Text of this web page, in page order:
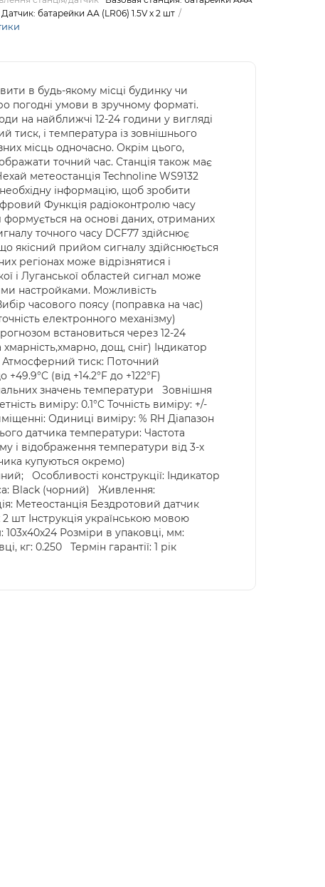
Датчик: батарейки АА (LR06) 1.5V х 2 шт
в будь-якому місці будинку чи
погодні умови в зручному форматі.
на найближчі 12-24 години у вигляді
тиск, і температура із зовнішнього
місць одночасно. Окрім цього,
точний час. Станція також має
метеостанція Technoline WS9132
інформацію, щоб зробити
Функція радіоконтролю часу
формується на основі даних, отриманих
точного часу DCF77 здійснює
якісний прийом сигналу здійснюється
регіонах може відрізнятися і
і Луганської областей сигнал може
настройками. Можливість
часового поясу (поправка на час)
електронного механізму)
встановиться через 12-24
дощ, сніг) Індикатор
Атмосферний тиск: Поточний
(від +14.2°F до +122°F)
значень температури Зовнішня
виміру: 0.1°C Точність виміру: +/-
Одиниці виміру: % RH Діапазон
датчика температури: Частота
і відображення температури від 3-х
купуються окремо)
Особливості конструкції: Індикатор
Black (чорний) Живлення:
Метеостанція Бездротовий датчик
шт Інструкція українською мовою
Розміри в упаковці, мм:
кг: 0.250 Термін гарантії: 1 рік